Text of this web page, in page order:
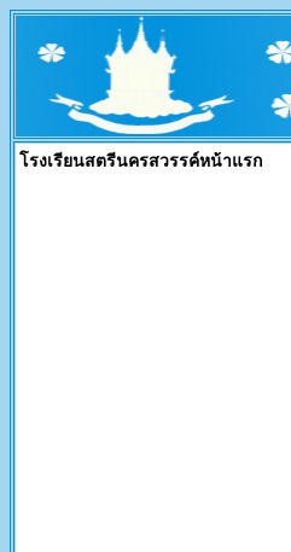
โรงเรียนสตรีนครสวรรค์หน้าแรก